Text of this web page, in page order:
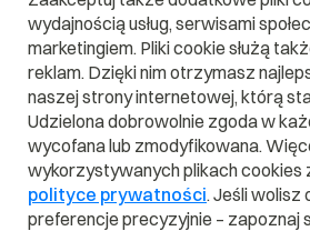
Domena .pl
Szukaj domeny
Wpisz swoją wymarzoną nazwę
Promocja .pl od0,00 zł.site
wydajnością usług, serwisami
marketingiem. Pliki cookie służą
reklam. Dzięki nim otrzymasz
naszej strony internetowej, którą
Udzielona dobrowolnie zgoda w
wycofana lub zmodyfikowana.
wykorzystywanych plikach cookies
polityce prywatności. Jeśli wolisz
preferencje precyzyjnie – zapoznaj